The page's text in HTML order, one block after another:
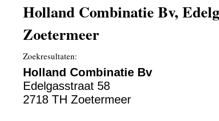
Holland Combinatie Bv,
Zoetermeer
Zoekresultaten:
Holland Combinatie Bv
Edelgasstraat 58
2718 TH Zoetermeer